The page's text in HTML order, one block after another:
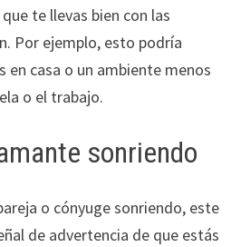
te llevas bien con las
Por ejemplo, esto podría
en casa o un ambiente menos
o el trabajo.
sonriendo
o cónyuge sonriendo, este
de advertencia de que estás